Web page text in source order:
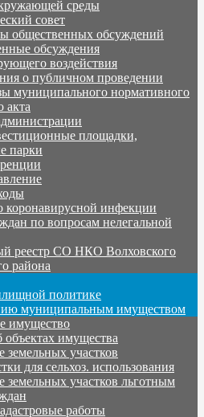
среды
совет
общественных обсуждений
обсуждения
воздействия
о публичном проведении
муниципального нормативного
акта
площадки,
парки
инфекции
по вопросам нелегальной
реестр СО НКО Волховского
района
политике
муниципальным имуществом
имущество
имущества
земельных участков
для сельхоз. использования
земельных участков льготным
работы